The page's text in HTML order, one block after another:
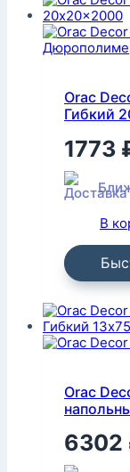
Orac
Гибкий
1773
В
Orac
6302